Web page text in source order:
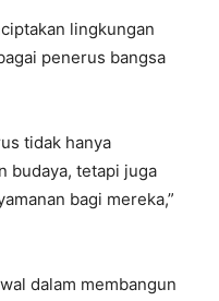
lingkungan
penerus bangsa
tidak hanya
budaya, tetapi juga
bagi mereka,”
dalam membangun